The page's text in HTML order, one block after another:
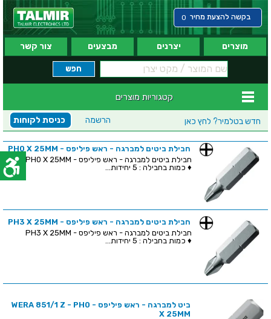
בקשה להצעת מחיר 0
מוצרים יצרנים מבצעים צור קשר
קטגוריות מוצרים
חדש בטלמיר? לחץ כאן כניסת לקוחות הרשמה
חבילת ביטים למברגה - ראש פיליפס - PH0 X 25MM
♦ כמות בחבילה : 5 יחידות...
חבילת ביטים למברגה - ראש פיליפס - PH3 X 25MM
♦ כמות בחבילה : 5 יחידות...
ביט למברגה - ראש פיליפס - WERA 851/1 Z - PH0
X 25MM